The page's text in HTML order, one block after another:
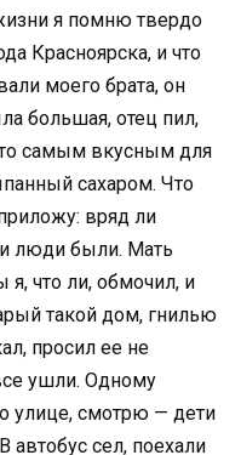
я помню твердо
Красноярска, и что
моего брата, он
большая, отец пил,
самым вкусным для
сахаром. Что
вряд ли
люди были. Мать
я, что ли, обмочил, и
такой дом, гнилью
просил ее не
ушли. Одному
улице, смотрю — дети
автобус сел, поехали